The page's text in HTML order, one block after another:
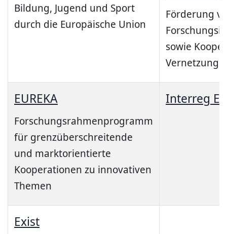
Bildung, Jugend und Sport
durch die Europäische Union
Förderung
sowie
EUREKA
Forschungsrahmenprogramm
für grenzüberschreitende
und marktorientierte
Kooperationen zu innovativen
Themen
Interreg
Exist